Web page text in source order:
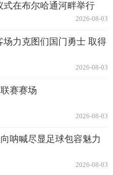
式在布尔哈通河畔举行
2026-08-03
场力克图们国门勇士 取得
2026-08-03
赛赛场
2026-08-03
呐喊尽显足球包容魅力
2026-08-03